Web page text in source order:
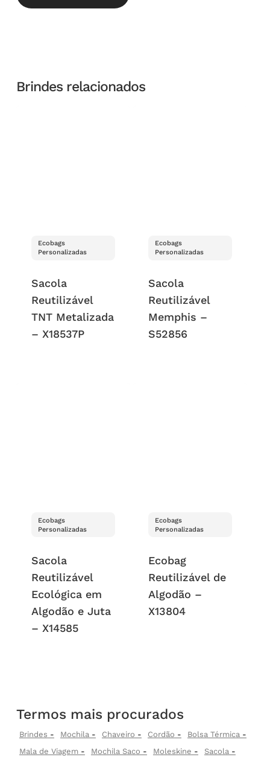
Brindes relacionados
Ecobags
Personalizadas
Sacola
Reutilizável
TNT Metalizada
– X18537P
Ecobags
Personalizadas
Sacola
Reutilizável
Memphis –
S52856
Ecobags
Personalizadas
Sacola
Reutilizável
Ecológica em
Algodão e Juta
– X14585
Ecobags
Personalizadas
Ecobag
Reutilizável de
Algodão –
X13804
Termos mais procurados
Brindes Mochila Chaveiro Cordão
Bolsa Térmica
Mala de Viagem
Mochila Saco Moleskine
Sacola